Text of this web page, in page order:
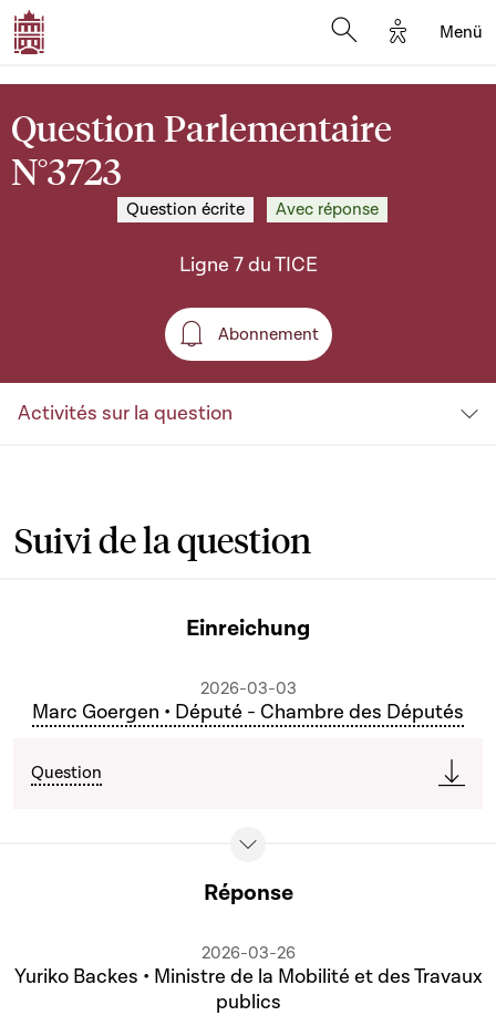
Options
Menü
Question Parlementaire
N°3723
Question écrite Avec réponse
Ligne 7 du TICE
Abonnement
Abonnement
Activités sur la question
Suivi de la question
Einreichung
2026-03-03
Marc Goergen • Député - Chambre des Députés
Question
Réponse
2026-03-26
Yuriko Backes • Ministre de la Mobilité et des Travaux
publics